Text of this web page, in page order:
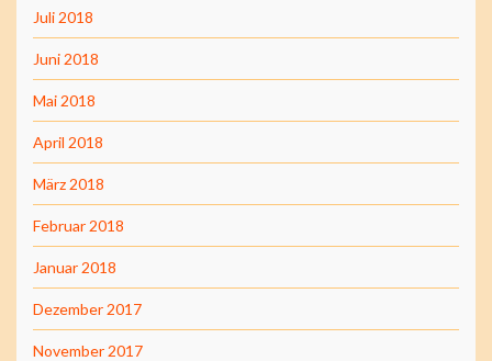
Juli 2018
Juni 2018
Mai 2018
April 2018
März 2018
Februar 2018
Januar 2018
Dezember 2017
November 2017